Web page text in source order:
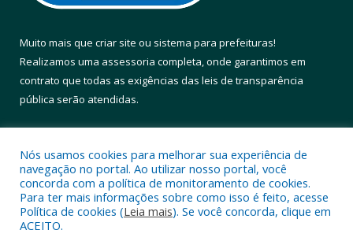
Muito mais que criar site ou sistema para prefeituras!
Realizamos uma assessoria completa, onde garantimos em
contrato que todas as exigências das leis de transparência
pública serão atendidas.
Todos os direitos reservados a Prefeitura Municipal de Altamira.
Nós usamos cookies para melhorar sua experiência de
navegação no portal. Ao utilizar nosso portal, você
concorda com a política de monitoramento de cookies.
Para ter mais informações sobre como isso é feito, acesse
Política de cookies (Leia mais). Se você concorda, clique em
ACEITO.